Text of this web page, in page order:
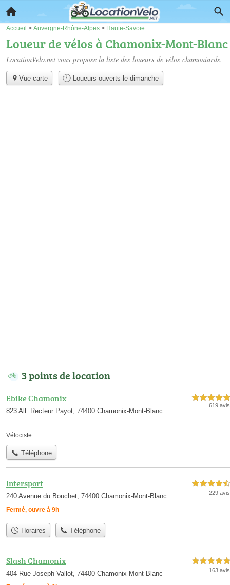
Accueil > Auvergne-Rhône-Alpes > Haute-Savoie
Loueur de vélos à Chamonix-Mont-Blanc
LocationVelo.net vous propose la liste des loueurs de vélos chamoniards.
Vue carte Loueurs ouverts le dimanche
3 points de location
Ebike Chamonix
823 All. Recteur Payot, 74400 Chamonix-Mont-Blanc
5,0 étoiles sur 5
619 avis
Vélociste
Téléphone
Intersport
240 Avenue du Bouchet, 74400 Chamonix-Mont-Blanc
Fermé, ouvre à 9h
4,5 étoiles sur 5
229 avis
Horaires Téléphone
Slash Chamonix
404 Rue Joseph Vallot, 74400 Chamonix-Mont-Blanc
5,0 étoiles sur 5
163 avis